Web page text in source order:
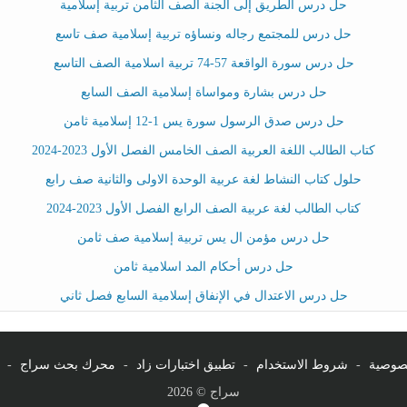
حل درس الطريق إلى الجنة الصف الثامن تربية إسلامية
حل درس للمجتمع رجاله ونساؤه تربية إسلامية صف تاسع
حل درس سورة الواقعة 57-74 تربية اسلامية الصف التاسع
حل درس بشارة ومواساة إسلامية الصف السابع
حل درس صدق الرسول سورة يس 1-12 إسلامية ثامن
كتاب الطالب اللغة العربية الصف الخامس الفصل الأول 2023-2024
حلول كتاب النشاط لغة عربية الوحدة الاولى والثانية صف رابع
كتاب الطالب لغة عربية الصف الرابع الفصل الأول 2023-2024
حل درس مؤمن ال يس تربية إسلامية صف ثامن
حل درس أحكام المد اسلامية ثامن
حل درس الاعتدال في الإنفاق إسلامية السابع فصل ثاني
- شروط الاستخدام - تطبيق اختبارات زاد - محرك بحث سراج -
سراج © 2026